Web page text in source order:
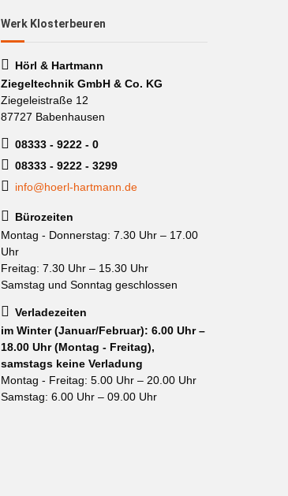
Werk Klosterbeuren
Hörl & Hartmann
Ziegeltechnik GmbH & Co. KG
Ziegeleistraße 12
87727 Babenhausen
08333 - 9222 - 0
08333 - 9222 - 3299
info@hoerl-hartmann.de
Bürozeiten
Montag - Donnerstag: 7.30 Uhr – 17.00
Uhr
Freitag: 7.30 Uhr – 15.30 Uhr
Samstag und Sonntag geschlossen
Verladezeiten
im Winter (Januar/Februar): 6.00 Uhr –
18.00 Uhr (Montag - Freitag),
samstags keine Verladung
Montag - Freitag: 5.00 Uhr – 20.00 Uhr
Samstag: 6.00 Uhr – 09.00 Uhr